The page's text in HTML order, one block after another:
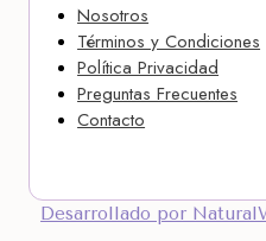
Nosotros
Términos y Condiciones
Política Privacidad
Preguntas Frecuentes
Contacto
Desarrollado por